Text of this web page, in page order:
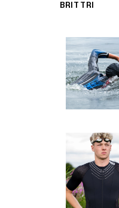
BRIT TRI